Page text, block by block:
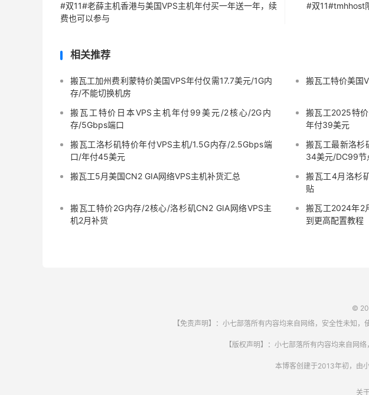
#双11#老薛主机香港与美国VPS主机年付买一年送一年，续
费也可以参与
#双11#tmhhost
相关推荐
搬瓦工加州费利蒙特价美国VPS年付仅需17.7美元/1G内
存/不能切换机房
搬瓦工特价美国
搬瓦工特价日本VPS主机年付99美元/2核心/2G内
存/5Gbps端口
搬瓦工2025特
年付39美元
搬瓦工洛杉矶特价年付VPS主机/1.5G内存/2.5Gbps端
口/年付45美元
搬瓦工最新洛杉
34美元/DC99节
搬瓦工5月美国CN2 GIA网络VPS主机补货汇总
搬瓦工4月洛杉
贴
搬瓦工特价2G内存/2核心/洛杉矶CN2 GIA网络VPS主
机2月补货
搬瓦工2024年2
到更高配置教程
©
【免责声明】：小七部落所有内容均来自网络，安全性未知
【版权声明】：小七部落所有内容均来自网
本博客创建于2013年初，由
关